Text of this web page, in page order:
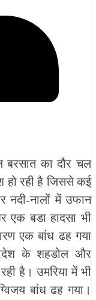
बरसात का दौर चल
हो रही है जिससे कई
नदी-नालों में उफान
एक बडा हादसा भी
एक बांध ढह गया
के शहडोल और
है। उमरिया में भी
बांध ढह गया।